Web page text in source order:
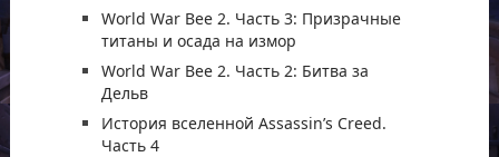
World War Bee 2. Часть 3: Призрачные
титаны и осада на измор
World War Bee 2. Часть 2: Битва за
Дельв
История вселенной Assassin’s Creed.
Часть 4